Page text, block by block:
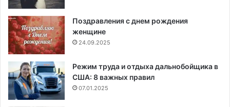
Поздравления с днем рождения
женщине
24.09.2025
Режим труда и отдыха дальнобойщика в
США: 8 важных правил
07.01.2025